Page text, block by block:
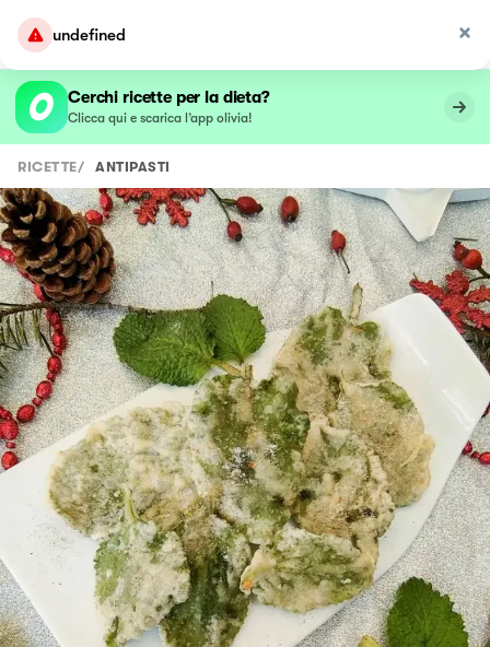
undefined
Cerchi ricette per la dieta?
Clicca qui e scarica l’app olivia!
RICETTE/ ANTIPASTI